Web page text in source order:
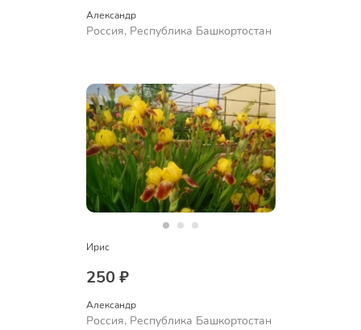
Александр
Россия, Республика Башкортостан
Ирис
250 ₽
Александр
Россия, Республика Башкортостан